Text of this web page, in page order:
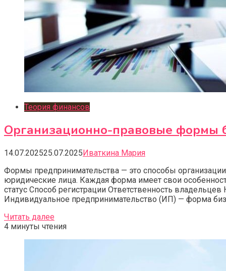
Теория финансов
Организационно-правовые формы
14.07.202525.07.2025Иваткина Мария
Формы предпринимательства — это способы
юридические лица. Каждая форма имеет свои
статус Способ регистрации Ответственность
Индивидуальное предпринимательство (ИП) — форма
Читать далее
4 минуты чтения